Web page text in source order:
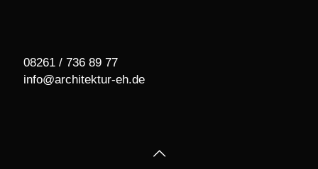
08261 / 736 89 77
info@architektur-eh.de